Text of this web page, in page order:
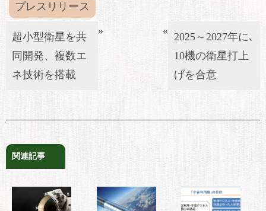
プレスリリース
超小型衛星を共
同開発、複数エ
ネ技術を搭載
» « 2025～2027年に､
10機の衛星打上
げを合意
関連記事